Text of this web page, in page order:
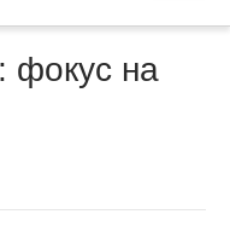
фокус на